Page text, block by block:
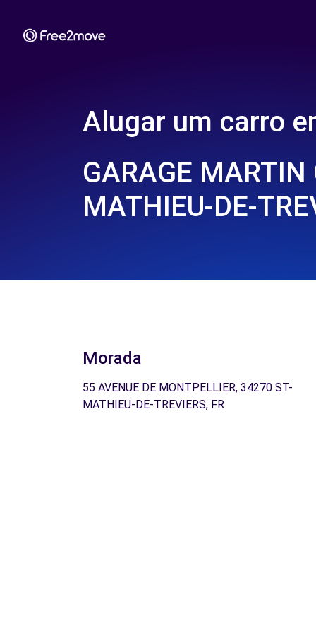
Alugar um carro
GARAGE MARTIN
MATHIEU-DE-
Morada
55 AVENUE DE MONTPELLIER, 34270 ST-
MATHIEU-DE-TREVIERS, FR